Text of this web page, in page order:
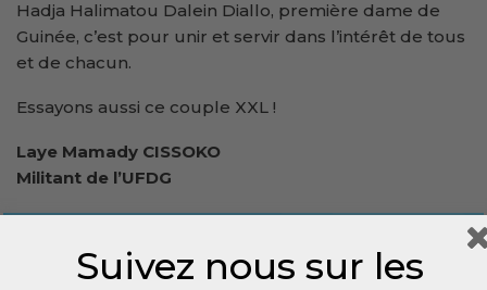
Hadja Halimatou Dalein Diallo, première dame de
Guinée, c’est pour unir et servir dans l’intérêt de tous
et de chacun.
Essayons aussi ce couple XXL !
Laye Mamady CISSOKO
Militant de l’UFDG
Suivez nous sur les